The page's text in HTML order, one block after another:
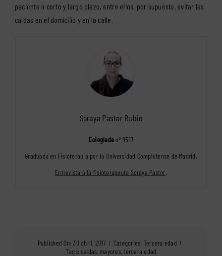
paciente a corto y largo plazo, entre ellos, por supuesto, evitar las
caídas en el domicilio y en la calle.
Soraya Pastor Rubio
Colegiada nº 9517
Graduada en Fisioterapia por la Universidad Complutense de Madrid.
Entrevista a la fisioterapeuta Soraya Pastor.
Published On: 30 abril, 2017 / Categories: Tercera edad /
Tags: caídas, mayores,tercera edad